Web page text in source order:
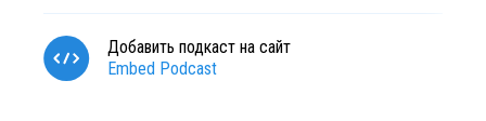
Добавить подкаст на сайт
Embed Podcast